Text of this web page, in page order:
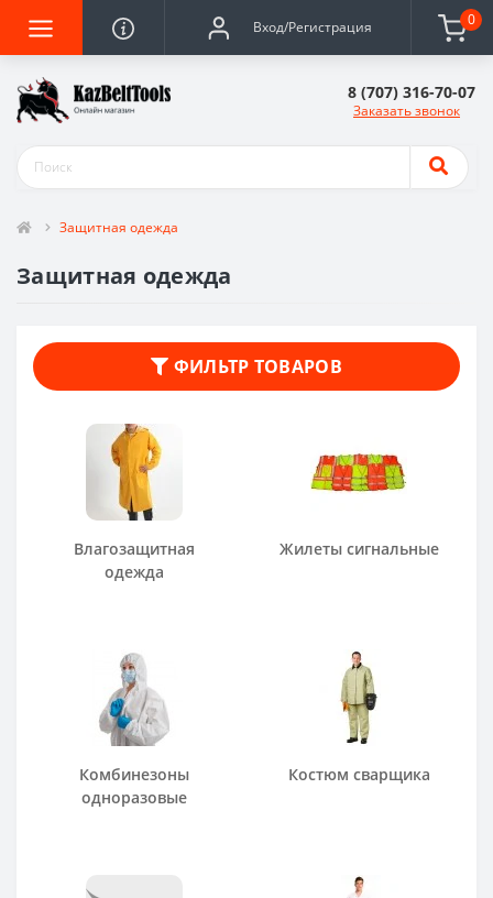
Вход/Регистрация 0
8 (707) 316-70-07
Заказать звонок
Защитная одежда
Защитная одежда
ФИЛЬТР ТОВАРОВ
Влагозащитная
одежда
Жилеты сигнальные
Комбинезоны
одноразовые
Костюм сварщика